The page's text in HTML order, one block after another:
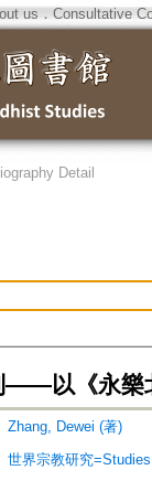
us ． Consultative
Detail
——以《永樂
Zhang, Dewei (著)
世界宗教研究